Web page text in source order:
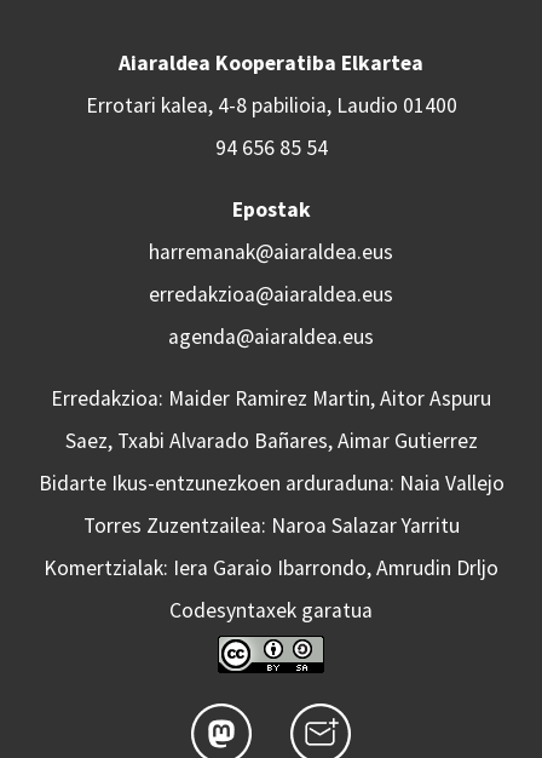
Aiaraldea Kooperatiba Elkartea
Errotari kalea, 4-8 pabilioia, Laudio 01400
94 656 85 54
Epostak
harremanak@aiaraldea.eus
erredakzioa@aiaraldea.eus
agenda@aiaraldea.eus
Erredakzioa: Maider Ramirez Martin, Aitor Aspuru
Saez, Txabi Alvarado Bañares, Aimar Gutierrez
Bidarte Ikus-entzunezkoen arduraduna: Naia Vallejo
Torres Zuzentzailea: Naroa Salazar Yarritu
Komertzialak: Iera Garaio Ibarrondo, Amrudin Drljo
Codesyntaxek garatua